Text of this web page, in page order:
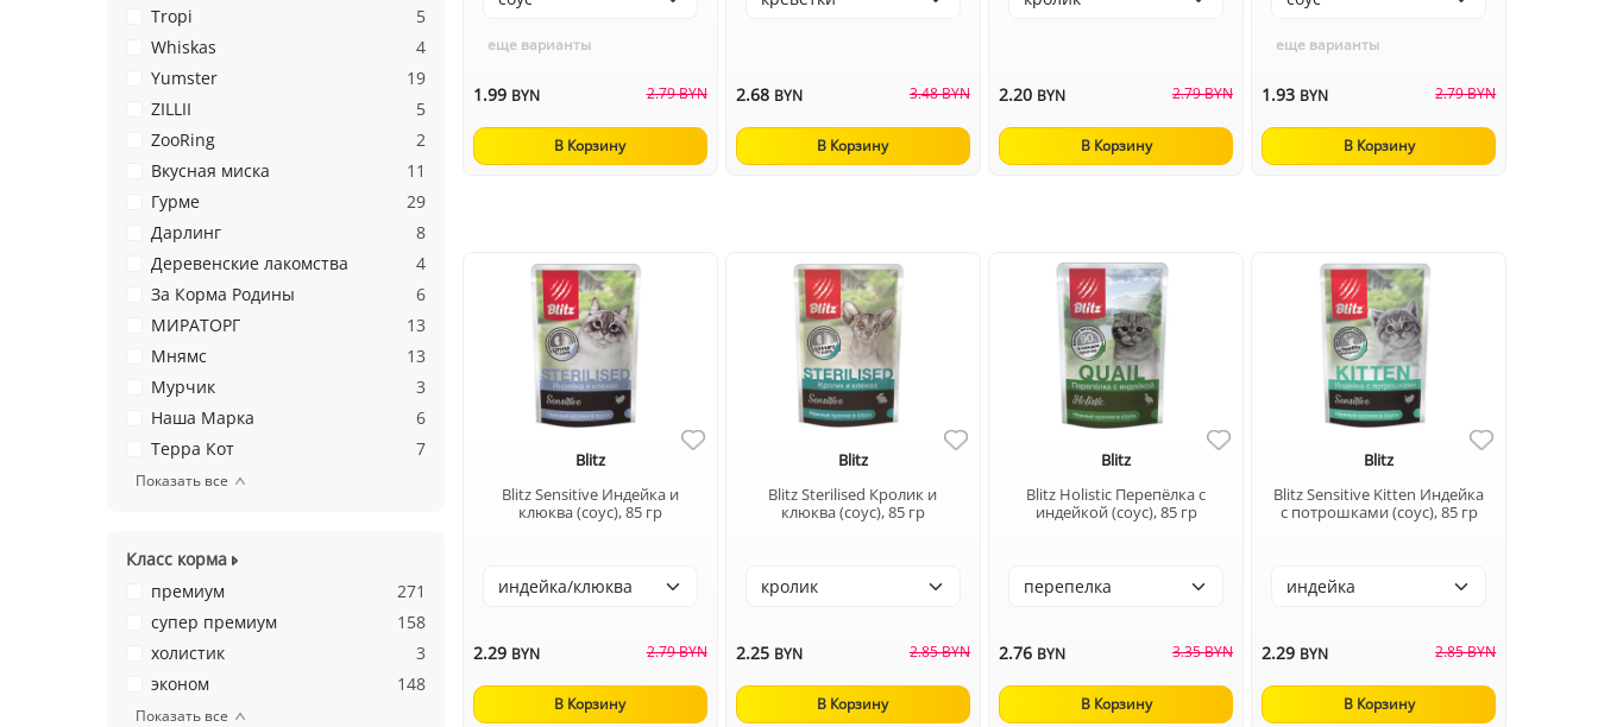
Tropi
5
Whiskas
4
Yumster
19
ZILLII
5
ZooRing
2
Вкусная миска
11
Гурме
29
Дарлинг
8
Деревенские лакомства
4
За Корма Родины
6
МИРАТОРГ
13
Мнямс
13
Мурчик
3
Наша Марка
6
Терра Кот
7
Показать все
Класс корма
премиум
271
супер премиум
158
холистик
3
эконом
148
Показать все
еще варианты
1.99 BYN 2.79 BYN
В Корзину
2.68 BYN 3.48 BYN
В Корзину
2.20 BYN 2.79 BYN
В Корзину
еще варианты
1.93 BYN 2.79 BYN
В Корзину
Blitz
Blitz Sensitive Индейка и
клюква (соус), 85 гр
2.29 BYN 2.79 BYN
В Корзину
Blitz
Blitz Sterilised Кролик и
клюква (соус), 85 гр
2.25 BYN 2.85 BYN
В Корзину
Blitz
Blitz Holistic Перепёлка с
индейкой (соус), 85 гр
2.76 BYN 3.35 BYN
В Корзину
Blitz
Blitz Sensitive Kitten Индейка
с потрошками (соус), 85 гр
2.29 BYN 2.85 BYN
В Корзину